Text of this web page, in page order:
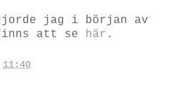
jag i början av
att se här .
11:40